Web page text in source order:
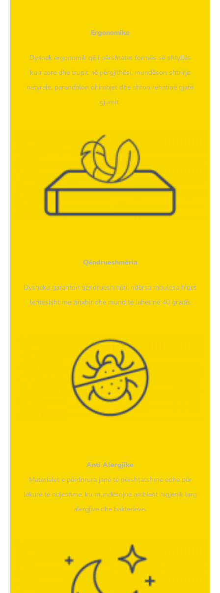
Ergonomike
Dyshek ergonomik që i përshtatet formës së shtyllës
kurrizore dhe trupit në përgjithësi, mundëson shtrirje
natyrale, parandalon dhimbjet dhe shton rehatinë gjatë
gjumit.
Qëndrueshmëria
Dysheku garanton qëndrueshmëri, ndërsa mbulesa hiqet
lehtësisht me zinxhir dhe mund të lahet në 40 gradë.
Anti Alergjike
Materialet e përdorura janë të përshtatshme edhe për
lëkurë të ndjeshme, ku mundësojnë ambient higjenik larg
alergjive dhe bakterieve.